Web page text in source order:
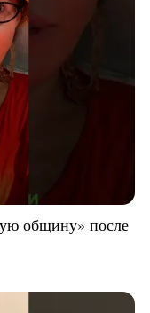
общину» после